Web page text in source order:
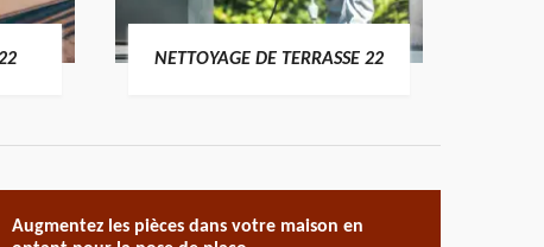
NETTOYAGE DE TERRASSE 22
Augmentez les pièces dans votre maison en